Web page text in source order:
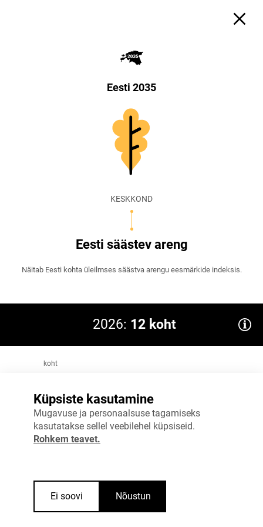
Eesti 2035
KESKKOND
Eesti säästev areng
Näitab Eesti kohta üleilmses säästva arengu eesmärkide indeksis.
2026: 12 koht
koht
3
6
9
Allikas: Ühinenud Rahvaste organisatsioon (ÜRO)
Küpsiste kasutamine
Mugavuse ja personaalsuse tagamiseks
kasutatakse sellel veebilehel küpsiseid.
Rohkem teavet.
Ei soovi Nõustun